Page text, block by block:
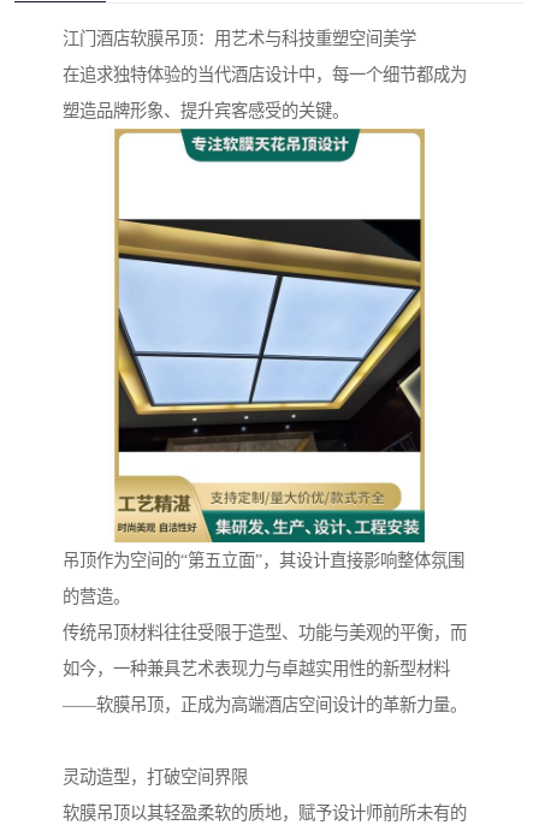
江门酒店软膜吊顶：用艺术与科技重塑空间美学
在追求独特体验的当代酒店设计中，每一个细节都成为
塑造品牌形象、提升宾客感受的关键。
吊顶作为空间的“第五立面”，其设计直接影响整体氛围
的营造。
传统吊顶材料往往受限于造型、功能与美观的平衡，而
如今，一种兼具艺术表现力与卓越实用性的新型材料
——软膜吊顶，正成为高端酒店空间设计的革新力量。
灵动造型，打破空间界限
软膜吊顶以其轻盈柔软的质地，赋予设计师前所未有的